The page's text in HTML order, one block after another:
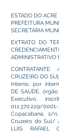
ESTADO DO ACRE
PREFEITURA
SECRETARIA
EXTRATO DO
ADMINISTRATIVO
CRUZEIRO DO
Interno, por
DE SAÚDE,
Executivo,
011.370.229/0001-
Copacabana, s/
Cruzeiro do Sul/
LUIS RAFAEL